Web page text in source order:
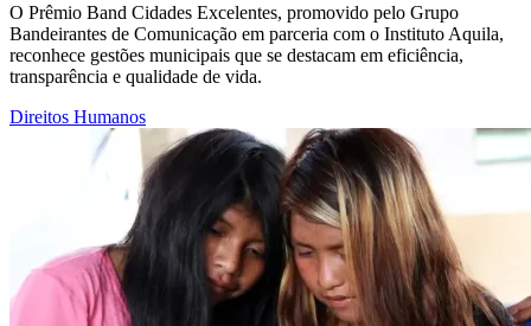
O Prêmio Band Cidades Excelentes, promovido pelo Grupo
Bandeirantes de Comunicação em parceria com o Instituto Aquila,
reconhece gestões municipais que se destacam em eficiência,
transparência e qualidade de vida.
Direitos Humanos